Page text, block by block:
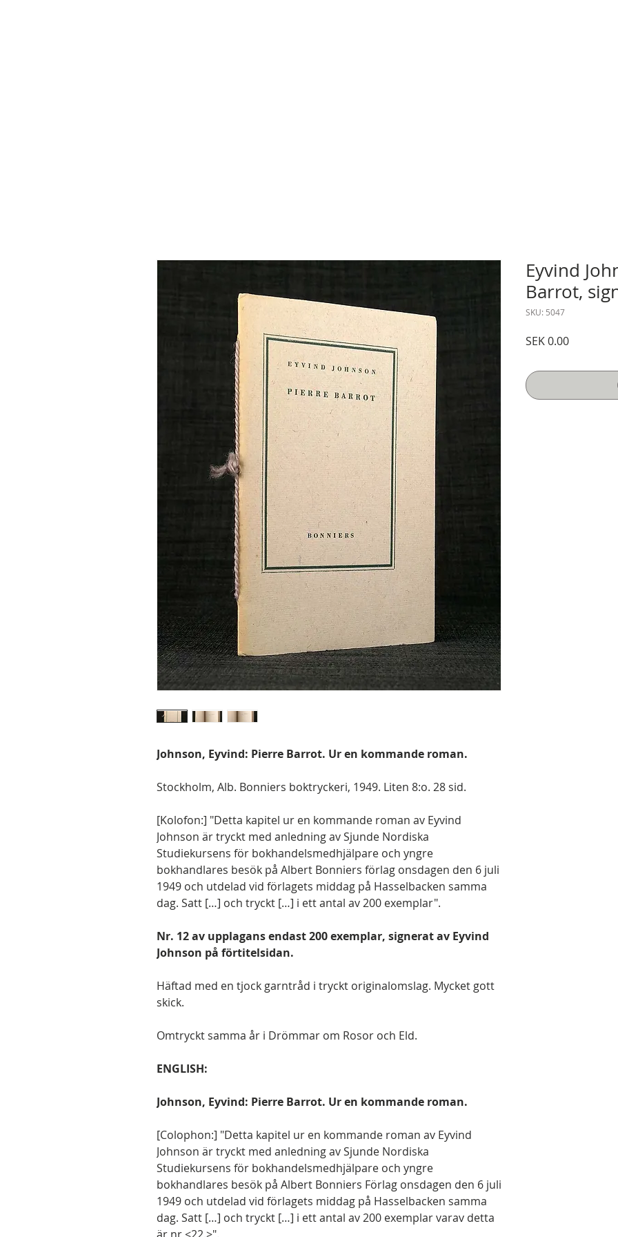
Johnson, Eyvind: Pierre Barrot. Ur en kommande roman.
Stockholm, Alb. Bonniers boktryckeri, 1949. Liten 8:o. 28 sid.
[Kolofon:] "Detta kapitel ur en kommande roman av Eyvind
Johnson är tryckt med anledning av Sjunde Nordiska
Studiekursens för bokhandelsmedhjälpare och yngre
bokhandlares besök på Albert Bonniers förlag onsdagen den 6 juli
1949 och utdelad vid förlagets middag på Hasselbacken samma
dag. Satt […] och tryckt […] i ett antal av 200 exemplar".
Nr. 12 av upplagans endast 200 exemplar, signerat av Eyvind
Johnson på förtitelsidan.
Häftad med en tjock garntråd i tryckt originalomslag. Mycket gott
skick.
Omtryckt samma år i Drömmar om Rosor och Eld.
ENGLISH:
Johnson, Eyvind: Pierre Barrot. Ur en kommande roman.
[Colophon:] "Detta kapitel ur en kommande roman av Eyvind
Johnson är tryckt med anledning av Sjunde Nordiska
Studiekursens för bokhandelsmedhjälpare och yngre
bokhandlares besök på Albert Bonniers Förlag onsdagen den 6 juli
1949 och utdelad vid förlagets middag på Hasselbacken samma
dag. Satt […] och tryckt […] i ett antal av 200 exemplar varav detta
Eyvind
Barrot,
SKU: 5047
SEK 0.00Price